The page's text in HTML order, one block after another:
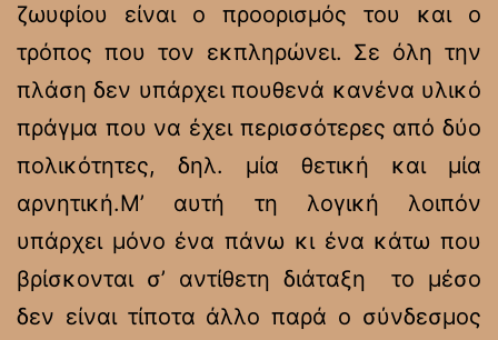
ζωυφίου είναι ο προορισμός του και ο
τρόπος που τον εκπληρώνει. Σε όλη την
πλάση δεν υπάρχει πουθενά κανένα υλικό
πράγμα που να έχει περισσότερες από δύο
πολικότητες, δηλ. μία θετική και μία
αρνητική.Μ’ αυτή τη λογική λοιπόν
υπάρχει μόνο ένα πάνω κι ένα κάτω που
βρίσκονται σ’ αντίθετη διάταξη το μέσο
δεν είναι τίποτα άλλο παρά ο σύνδεσμος